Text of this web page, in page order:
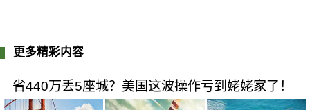
更多精彩内容
省440万丢5座城？美国这波操作亏到姥姥家了！